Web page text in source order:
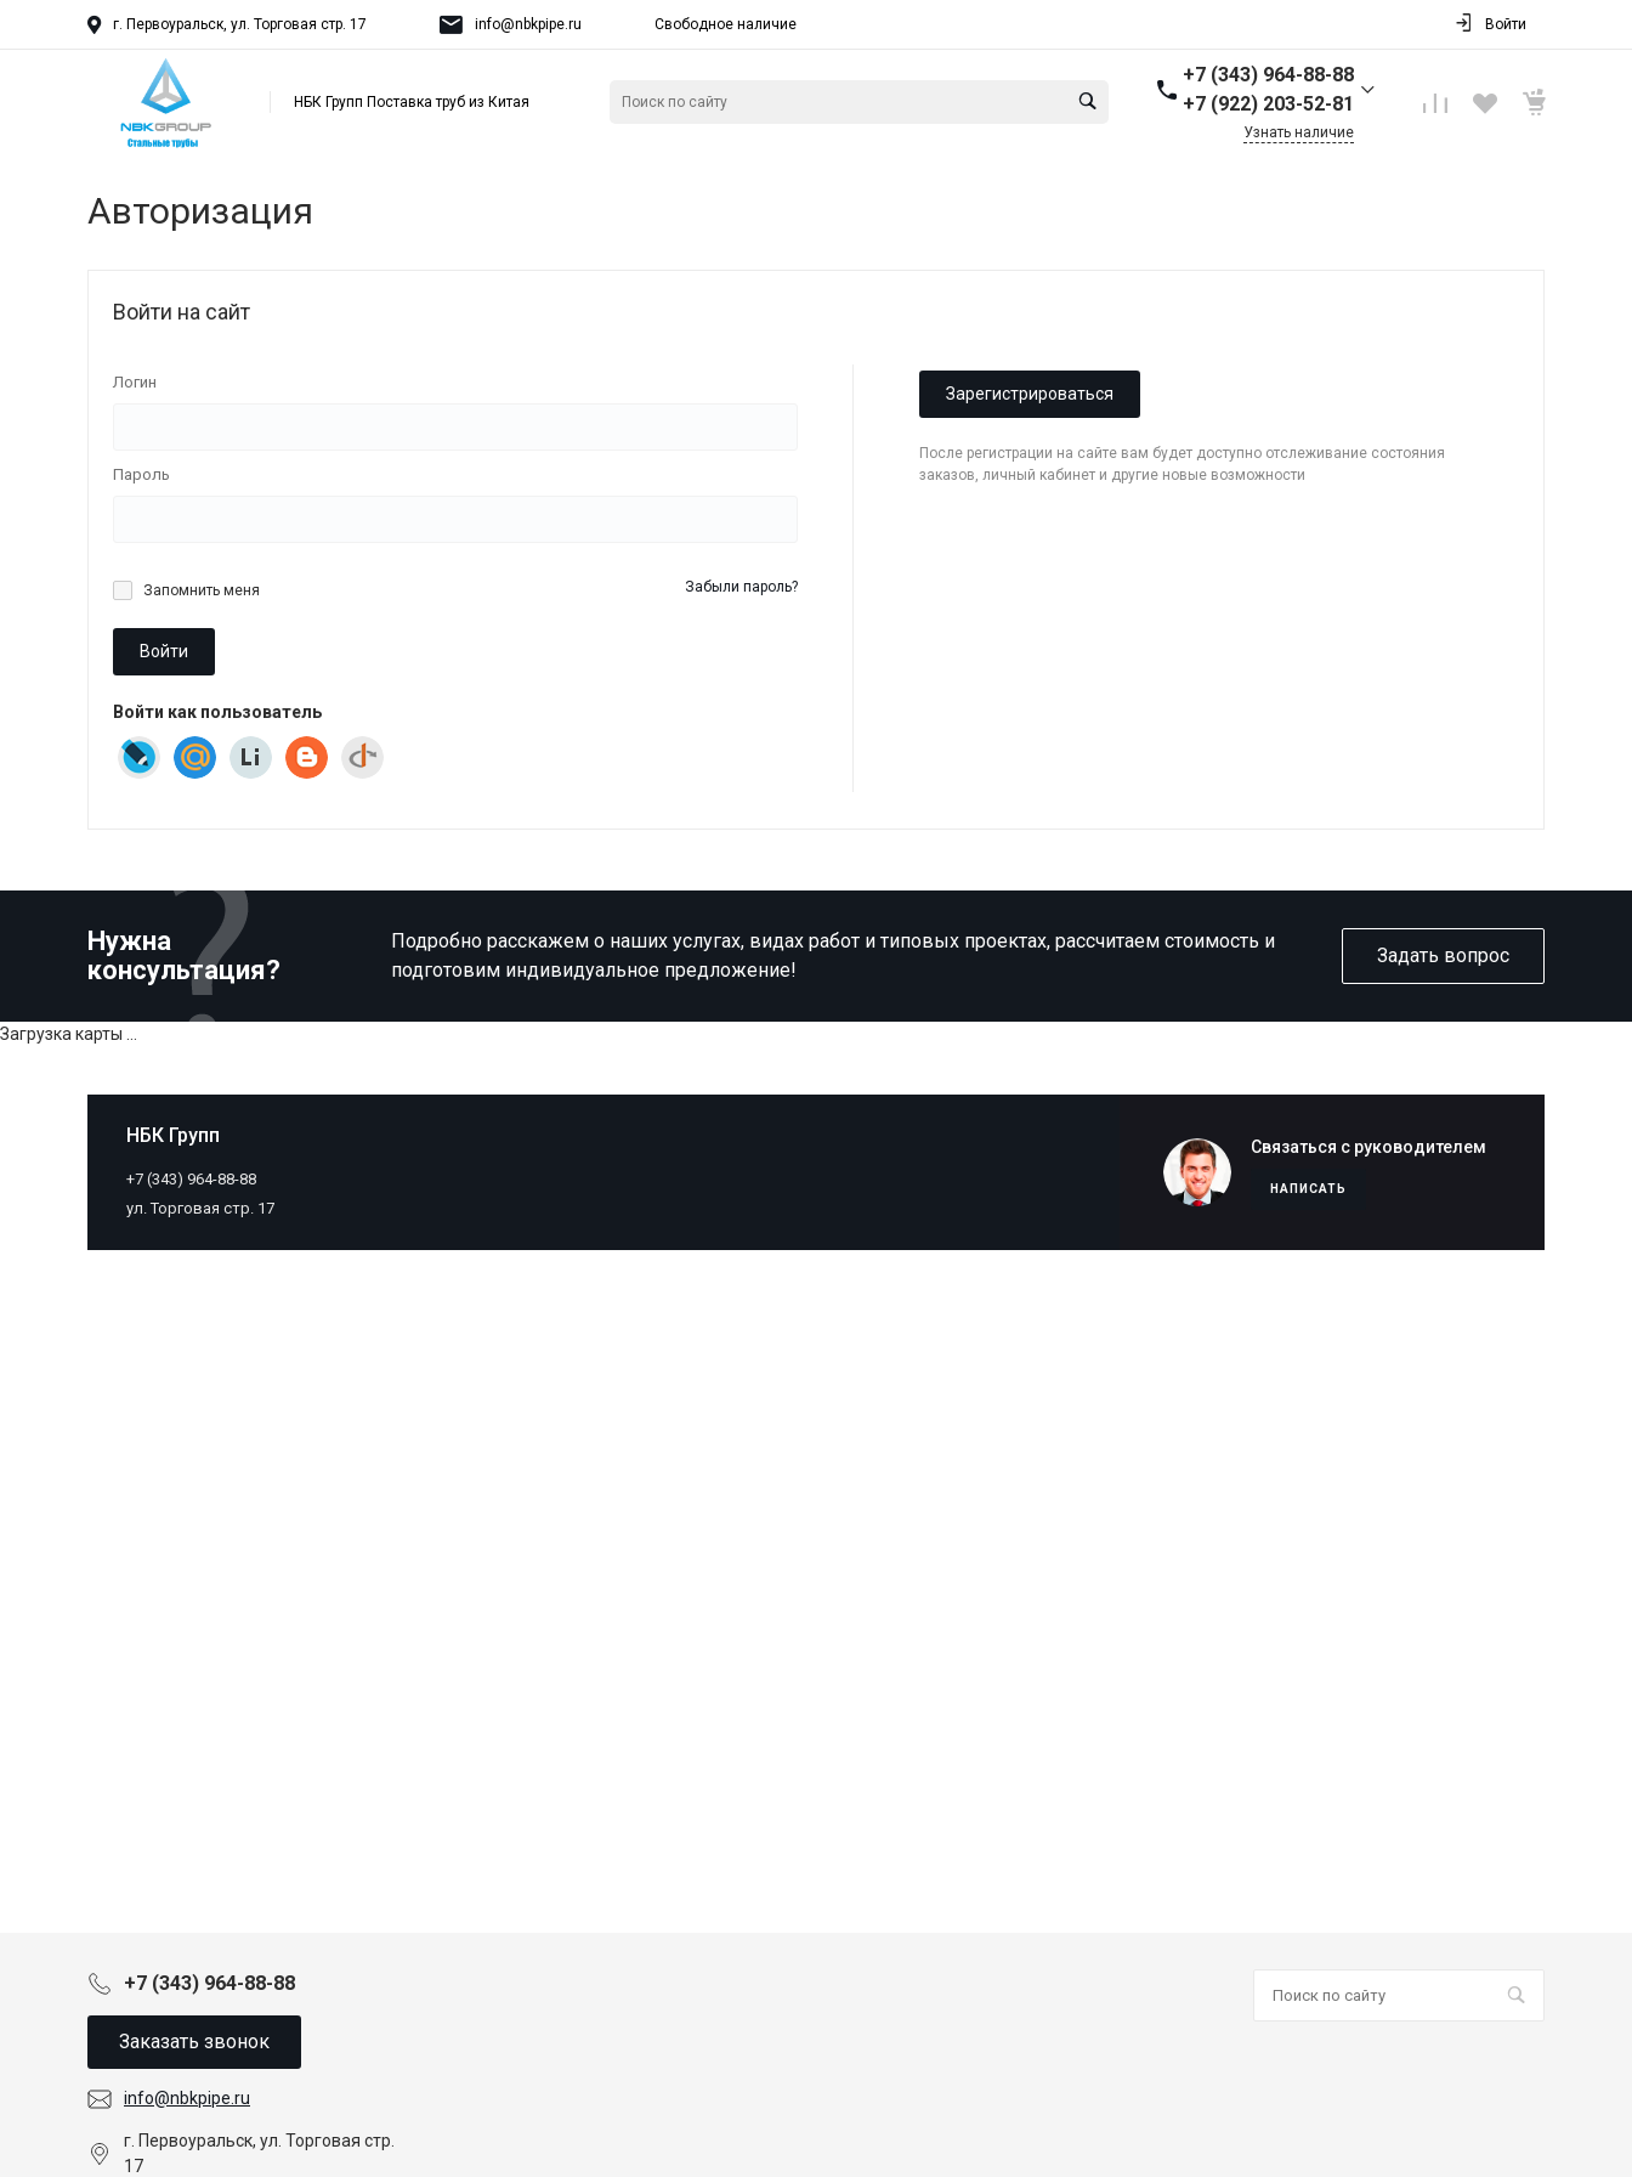
г. Первоуральск, ул. Торговая стр. 17 info@nbkpipe.ru Свободное наличие Войти
НБК Групп Поставка труб из Китая
+7 (343) 964-88-88
+7 (922) 203-52-81
Узнать наличие
Авторизация
Войти на сайт
Логин
Пароль
Запомнить меня Забыли пароль?
Войти
Войти как пользователь
Зарегистрироваться
После регистрации на сайте вам будет доступно отслеживание состояния
заказов, личный кабинет и другие новые возможности
Нужна
консультация?
Подробно расскажем о наших услугах, видах работ и типовых проектах, рассчитаем стоимость и
подготовим индивидуальное предложение!
Задать вопрос
Связаться с руководителем
НАПИСАТЬ
НБК Групп
+7 (343) 964-88-88
ул. Торговая стр. 17
Загрузка карты ...
+7 (343) 964-88-88
Заказать звонок
info@nbkpipe.ru
г. Первоуральск, ул. Торговая стр.
17